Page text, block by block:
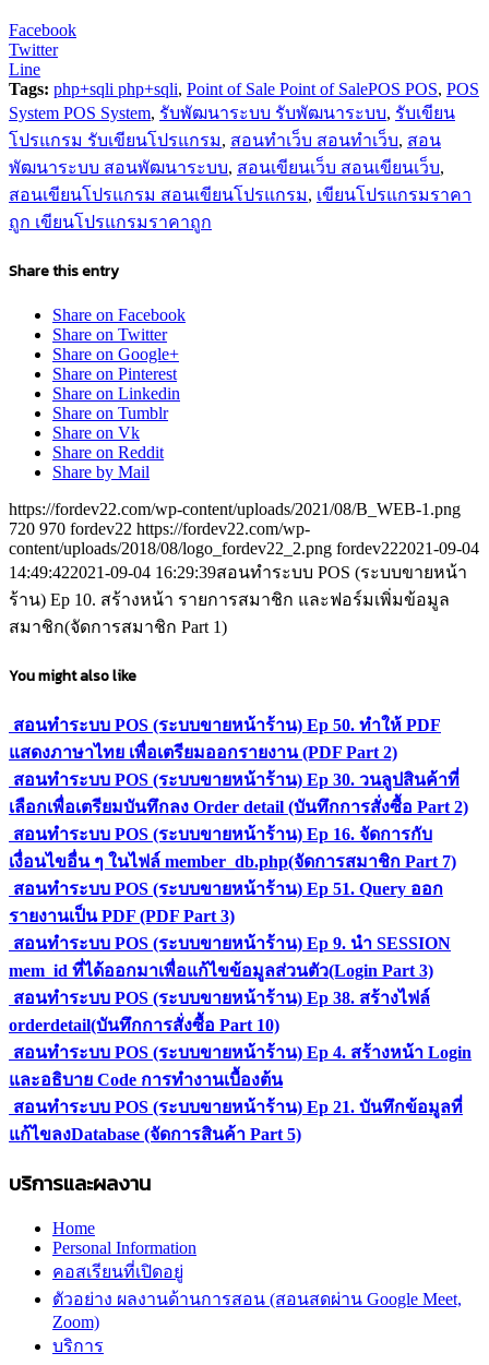
Facebook
Twitter
Line
Tags: php+sqli php+sqli, Point of Sale Point of SalePOS POS, POS
System POS System, รับพัฒนาระบบ รับพัฒนาระบบ, รับเขียน
โปรแกรม รับเขียนโปรแกรม, สอนทำเว็บ สอนทำเว็บ, สอน
พัฒนาระบบ สอนพัฒนาระบบ, สอนเขียนเว็บ สอนเขียนเว็บ,
สอนเขียนโปรแกรม สอนเขียนโปรแกรม, เขียนโปรแกรมราคา
ถูก เขียนโปรแกรมราคาถูก
Share this entry
Share on Facebook
Share on Twitter
Share on Google+
Share on Pinterest
Share on Linkedin
Share on Tumblr
Share on Vk
Share on Reddit
Share by Mail
https://fordev22.com/wp-content/uploads/2021/08/B_WEB-1.png
720 970 fordev22 https://fordev22.com/wp-
content/uploads/2018/08/logo_fordev22_2.png fordev222021-09-04
14:49:422021-09-04 16:29:39สอนทำระบบ POS (ระบบขายหน้า
ร้าน) Ep 10. สร้างหน้า รายการสมาชิก และฟอร์มเพิ่มข้อมูล
สมาชิก(จัดการสมาชิก Part 1)
You might also like
สอนทำระบบ POS (ระบบขายหน้าร้าน) Ep 50. ทำให้ PDF
แสดงภาษาไทย เพื่อเตรียมออกรายงาน (PDF Part 2)
สอนทำระบบ POS (ระบบขายหน้าร้าน) Ep 30. วนลูปสินค้าที่
เลือกเพื่อเตรียมบันทึกลง Order detail (บันทึกการสั่งซื้อ Part 2)
สอนทำระบบ POS (ระบบขายหน้าร้าน) Ep 16. จัดการกับ
เงื่อนไขอื่น ๆ ในไฟล์ member_db.php(จัดการสมาชิก Part 7)
สอนทำระบบ POS (ระบบขายหน้าร้าน) Ep 51. Query ออก
รายงานเป็น PDF (PDF Part 3)
สอนทำระบบ POS (ระบบขายหน้าร้าน) Ep 9. นำ SESSION
mem_id ที่ได้ออกมาเพื่อแก้ไขข้อมูลส่วนตัว(Login Part 3)
สอนทำระบบ POS (ระบบขายหน้าร้าน) Ep 38. สร้างไฟล์
orderdetail(บันทึกการสั่งซื้อ Part 10)
สอนทำระบบ POS (ระบบขายหน้าร้าน) Ep 4. สร้างหน้า Login
และอธิบาย Code การทำงานเบื้องต้น
สอนทำระบบ POS (ระบบขายหน้าร้าน) Ep 21. บันทึกข้อมูลที่
แก้ไขลงDatabase (จัดการสินค้า Part 5)
บริการและผลงาน
Home
Personal Information
คอสเรียนที่เปิดอยู่
ตัวอย่าง ผลงานด้านการสอน (สอนสดผ่าน Google Meet,
Zoom)
บริการ